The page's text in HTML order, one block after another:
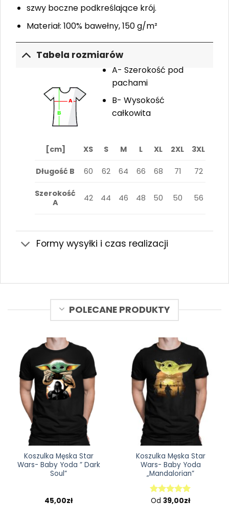
szwy boczne podkreślające krój.
Materiał: 100% bawełny, 150 g/m²
Tabela rozmiarów
A- Szerokość pod
pachami
B- Wysokość
całkowita
[cm] XS S M L XL 2XL 3XL
Długość B 60 62 64 66 68 71 72
Szerokość
A
42 44 46 48 50 50 56
Formy wysyłki i czas realizacji
POLECANE PRODUKTY
Koszulka Męska Star
Wars- Baby Yoda ” Dark
Soul”
45,00zł
Koszulka Męska Star
Wars- Baby Yoda
„Mandalorian”
Oceniono
Od 39,00zł